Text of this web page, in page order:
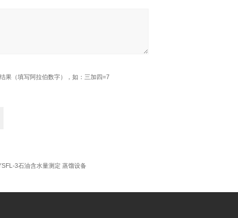
果（填写阿拉伯数字），如：三加四=7
3石油含水量测定 蒸馏设备